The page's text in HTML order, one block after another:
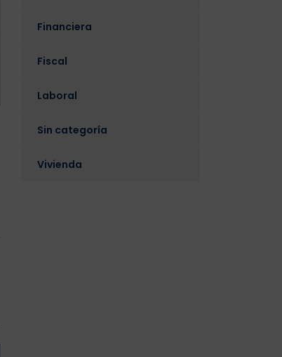
Financiera
Fiscal
Laboral
Sin categoría
Vivienda